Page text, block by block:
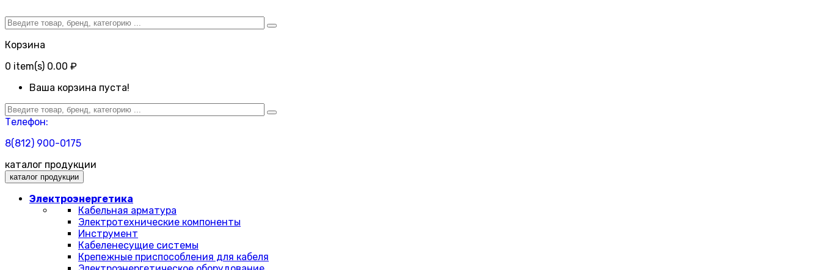
Корзина
0 item(s) 0.00 ₽
Ваша корзина пуста!
Телефон:
8(812) 900-0175
каталог продукции
каталог продукции
Электроэнергетика
Кабельная арматура
Электротехнические компоненты
Инструмент
Кабеленесущие системы
Крепежные приспособления для кабеля